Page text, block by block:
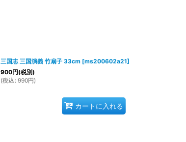
三国志 三国演義 竹扇子 33cm [ms200602a21]
900円(税別)
(税込 : 990円)
カートに入れる